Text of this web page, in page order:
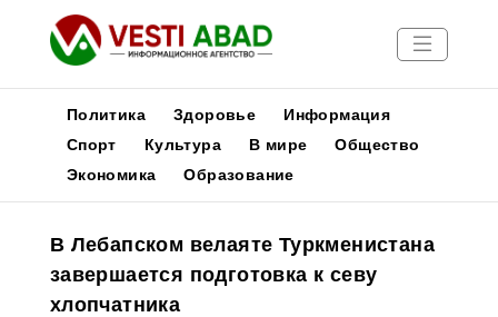
Новости
Медиа
Афиша
Политика Здоровье
Информация
Спорт
Культура В мире
Общество
Экономика
Образование
В Лебапском велаяте Туркменистана
завершается подготовка к севу
хлопчатника